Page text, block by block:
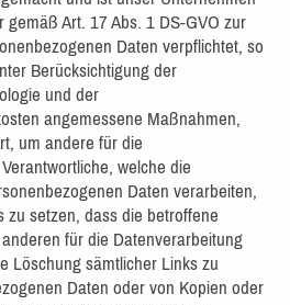
gemäß Art. 17 Abs. 1 DS-GVO zur
Daten verpflichtet, so
Berücksichtigung der
und der
angemessene Maßnahmen,
um andere für die
welche die
Daten verarbeiten,
zu setzen, dass die betroffene
für die Datenverarbeitung
Löschung sämtlicher Links zu
Daten oder von Kopien oder